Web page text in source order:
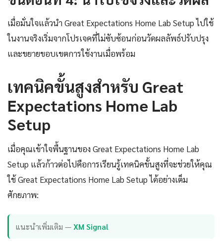
เมื่อมั่นใจแล้วนำ Great Expectations Home Lab Setup ไปใช้
ในงานจริงเริ่มจากโปรเจคที่ไม่ซับซ้อนก่อนวัดผลลัพธ์ปรับปรุง
และขยายขอบเขตการใช้งานเมื่อพร้อม
เทคนิคขั้นสูงสำหรับ Great
Expectations Home Lab
Setup
เมื่อคุณเข้าใจพื้นฐานของ Great Expectations Home Lab
Setup แล้วก้าวต่อไปคือการเรียนรู้เทคนิคขั้นสูงที่จะช่วยให้คุณ
ใช้ Great Expectations Home Lab Setup ได้อย่างเต็ม
ศักยภาพ:
แนะนำเพิ่มเติม —XM Signal